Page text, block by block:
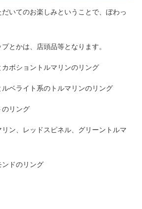
いてのお楽しみということで、ぼわっ
とかは、店頭品等となります。
ボショントルマリンのリング
ベライト系のトルマリンのリング
のリング
ン、レッドスピネル、グリーントルマ
ンドのリング